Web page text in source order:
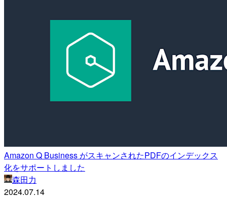
Amazon Q Business がスキャンされたPDFのインデックス
化をサポートしました
森田力
2024.07.14